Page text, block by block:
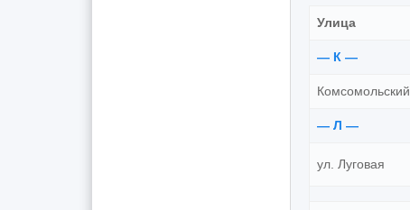
Улица
— К —
— Л —
ул. Луговая